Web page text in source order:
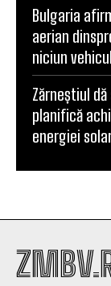
Bulgaria
aerian
niciun
Zărneștiul
planifică
energiei